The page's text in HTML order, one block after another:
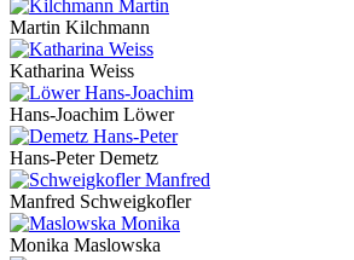
Martin Kilchmann
Katharina Weiss
Hans-Joachim Löwer
Hans-Peter Demetz
Manfred Schweigkofler
Monika Maslowska